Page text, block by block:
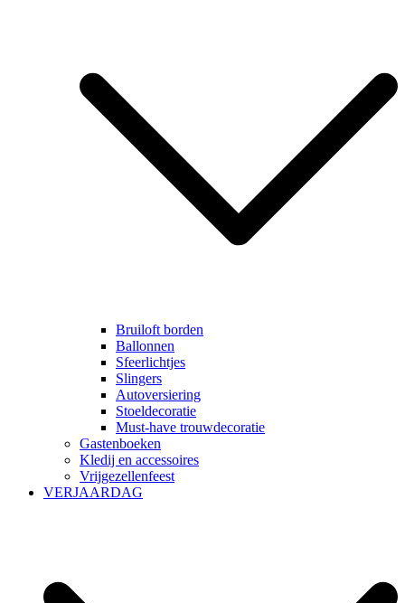
Bruiloft borden
Ballonnen
Sfeerlichtjes
Slingers
Autoversiering
Stoeldecoratie
Must-have trouwdecoratie
Gastenboeken
Kledij en accessoires
Vrijgezellenfeest
VERJAARDAG